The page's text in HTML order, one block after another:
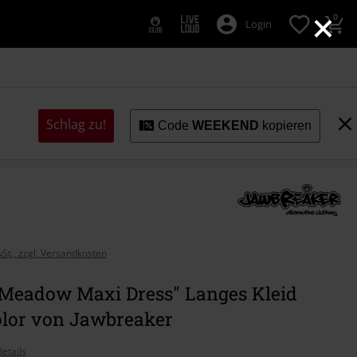
×
Login 0
Schlag zu! CodeWEEKEND kopieren
zzgl. Versandkosten
Maxi Dress" Langes Kleid
von Jawbreaker